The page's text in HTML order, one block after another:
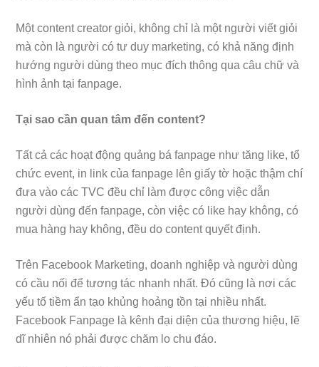
Một content creator giỏi, không chỉ là một người viết giỏi
mà còn là người có tư duy marketing, có khả năng định
hướng người dùng theo mục đích thông qua câu chữ và
hình ảnh tại fanpage.
Tại sao cần quan tâm đến content?
Tất cả các hoạt động quảng bá fanpage như tăng like, tổ
chức event, in link của fanpage lên giấy tờ hoặc thậm chí
đưa vào các TVC đều chỉ làm được công việc dẫn
người dùng đến fanpage, còn việc có like hay không, có
mua hàng hay không, đều do content quyết định.
Trên Facebook Marketing, doanh nghiệp và người dùng
có cầu nối để tương tác nhanh nhất. Đó cũng là nơi các
yếu tố tiềm ẩn tạo khủng hoảng tồn tại nhiều nhất.
Facebook Fanpage là kênh đại diện của thương hiệu, lẽ
dĩ nhiên nó phải được chăm lo chu đáo.